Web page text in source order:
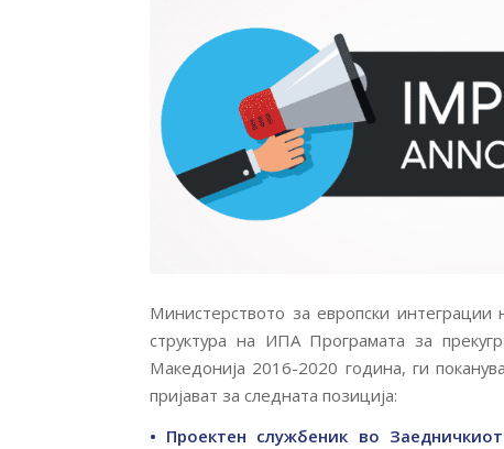
Министерството за европски интеграции
структура на ИПА Програмата за
Македонија 2016-2020 година, ги
пријават за следната позиција:
• Проектен службеник во